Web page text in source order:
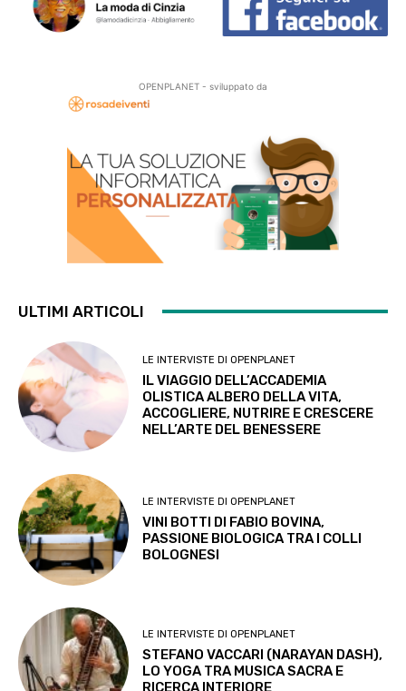
OPENPLANET - sviluppato da
ULTIMI ARTICOLI
LE INTERVISTE DI OPENPLANET
IL VIAGGIO DELL’ACCADEMIA
OLISTICA ALBERO DELLA VITA,
ACCOGLIERE, NUTRIRE E CRESCERE
NELL’ARTE DEL BENESSERE
LE INTERVISTE DI OPENPLANET
VINI BOTTI DI FABIO BOVINA,
PASSIONE BIOLOGICA TRA I COLLI
BOLOGNESI
LE INTERVISTE DI OPENPLANET
STEFANO VACCARI (NARAYAN DASH),
LO YOGA TRA MUSICA SACRA E
RICERCA INTERIORE